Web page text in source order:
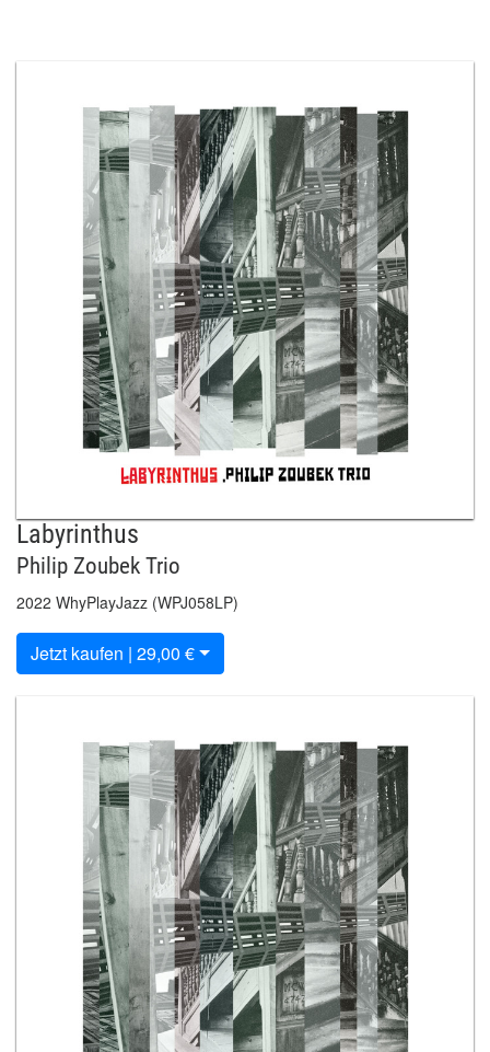
Labyrinthus
Philip Zoubek Trio
2022 WhyPlayJazz (WPJ058LP)
Jetzt kaufen | 29,00 €